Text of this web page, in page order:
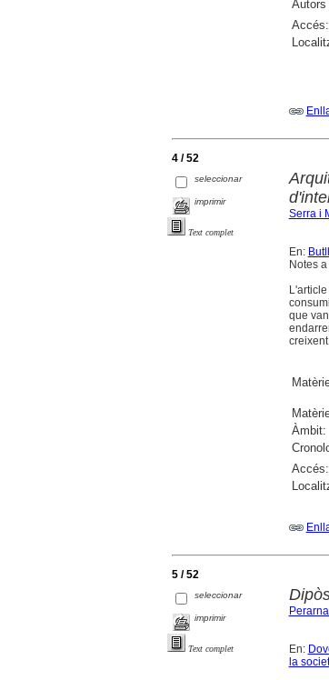
Autors
Accés:
4 / 52
seleccionar
imprimir
Text complet
Serra i
En:
Notes
que
Àmbit:
Accés:
5 / 52
seleccionar
imprimir
Text complet En:
la